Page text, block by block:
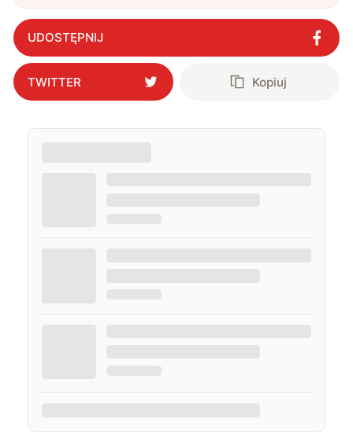
UDOSTĘPNIJ
TWITTER Kopiuj